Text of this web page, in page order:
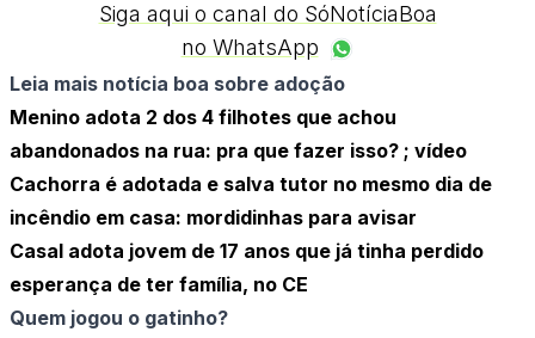
Siga aqui o canal do SóNotíciaBoa
no WhatsApp
Leia mais notícia boa sobre adoção
Menino adota 2 dos 4 filhotes que achou
abandonados na rua: pra que fazer isso? ; vídeo
Cachorra é adotada e salva tutor no mesmo dia de
incêndio em casa: mordidinhas para avisar
Casal adota jovem de 17 anos que já tinha perdido
esperança de ter família, no CE
Quem jogou o gatinho?